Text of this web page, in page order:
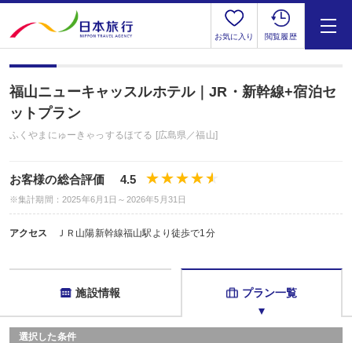
お気に入り 閲覧履歴
福山ニューキャッスルホテル｜JR・新幹線+宿泊セ
ットプラン
ふくやまにゅーきゃっするほてる [広島県／福山]
お客様の総合評価 4.5
※集計期間：2025年6月1日～2026年5月31日
アクセス ＪＲ山陽新幹線福山駅より徒歩で1分
施設情報 プラン一覧
選択した条件